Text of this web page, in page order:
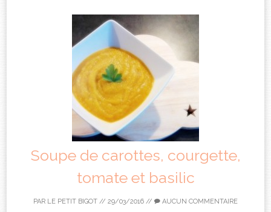
Soupe de carottes, courgette,
tomate et basilic
PAR LE PETIT BIGOT // 29/03/2016 // AUCUN COMMENTAIRE